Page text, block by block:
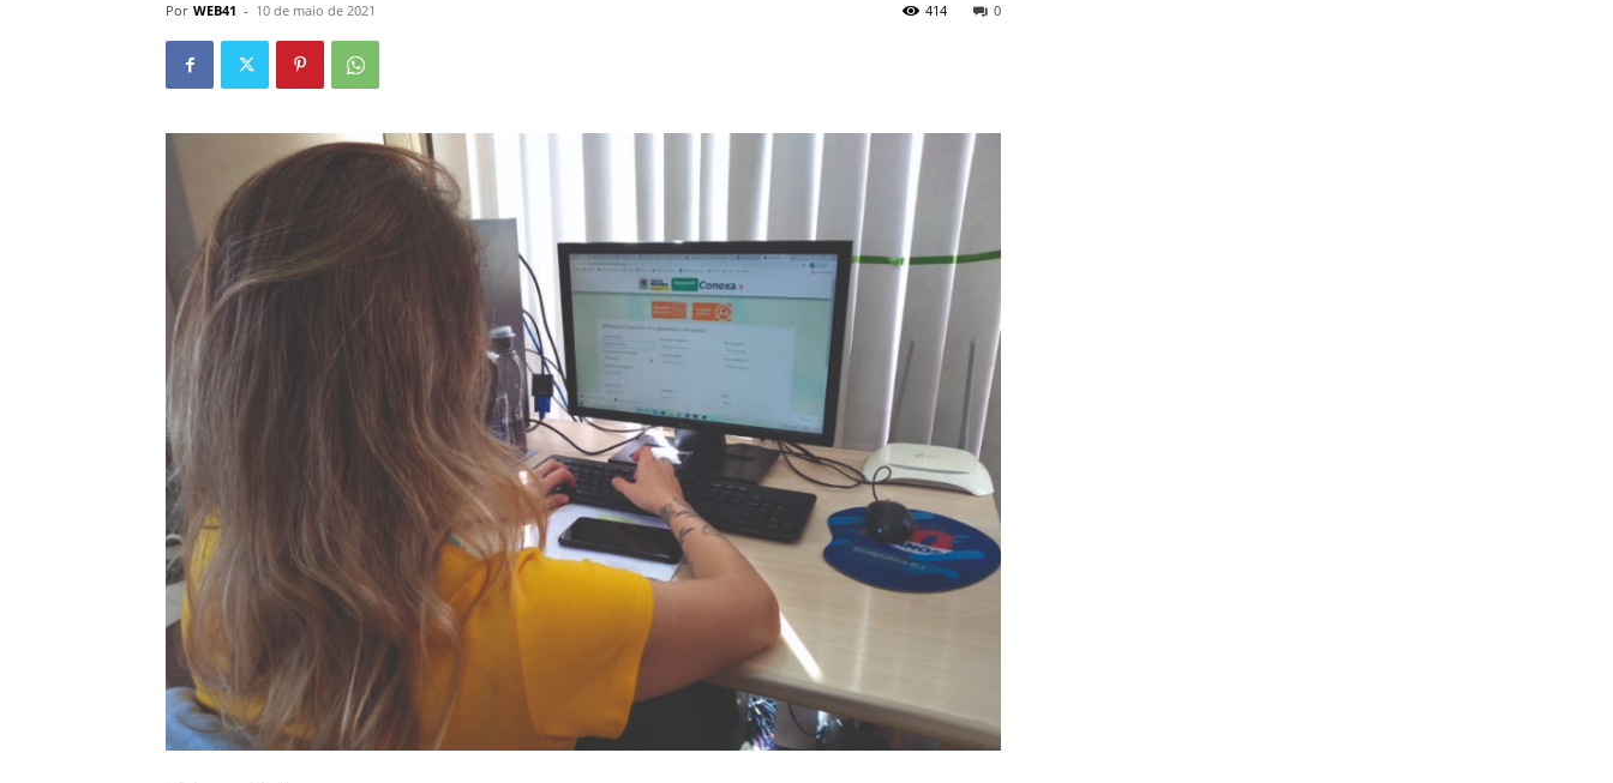
Por WEB41 - 10 de maio de 2021 0
414